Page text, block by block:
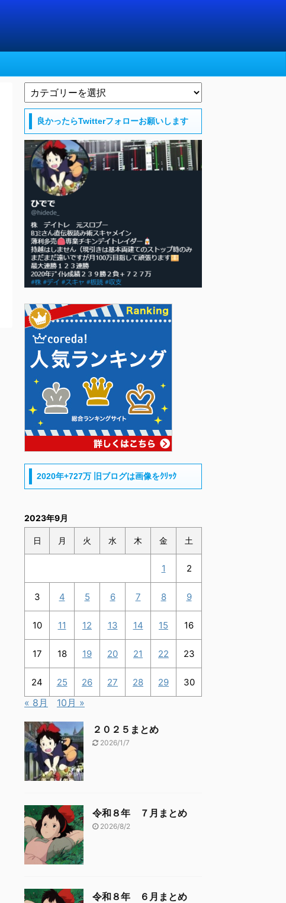
良かったらTwitterフォローお願いします
2020年+727万 旧ブログは画像をｸﾘｯｸ
2023年9月
日 月 火 水 木 金 土
1 2
3 4 5 6 7 8 9
10 11 12 13 14 15 16
17 18 19 20 21 22 23
24 25 26 27 28 29 30
« 8月 10月 »
２０２５まとめ
2026/1/7
令和８年 ７月まとめ
2026/8/2
令和８年 ６月まとめ